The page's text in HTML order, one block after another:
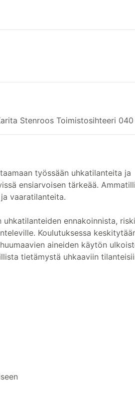
Stenroos Toimistosihteeri
työssään uhkatilanteita ja
ensiarvoisen tärkeää.
vaaratilanteita.
ennakoinnista,
Koulutuksessa
aineiden käytön
tietämystä uhkaaviin